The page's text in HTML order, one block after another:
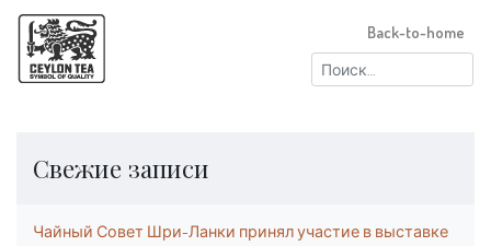
Найти:
Back-to-home
Свежие записи
Чайный Совет Шри-Ланки принял участие в выставке